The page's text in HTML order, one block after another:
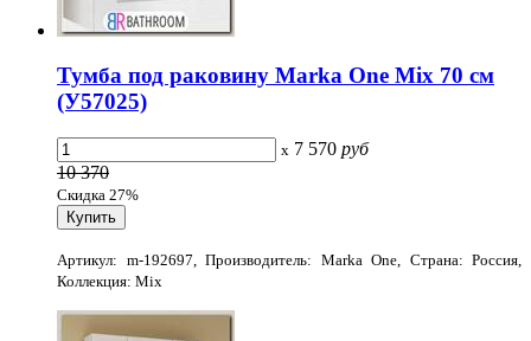
Тумба под раковину Marka One Mix 70 см
(У57025)
x 7 570 руб
10 370
Скидка 27%
Артикул: m-192697, Производитель: Marka One, Страна: Россия,
Коллекция: Mix